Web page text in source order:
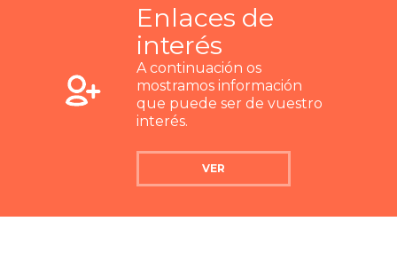
Enlaces de
interés
A continuación os
mostramos información
que puede ser de vuestro
interés.
VER